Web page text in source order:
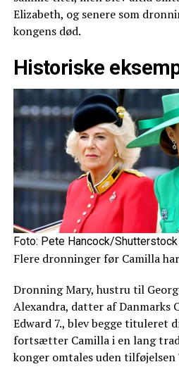
Elizabeth, og senere som
kongens død.
Historiske
Foto: Pete Hancock/Shutterstock
Flere dronninger før Camilla
Dronning Mary, hustru til
Alexandra, datter af Danmarks
Edward 7., blev begge tituleret
fortsætter Camilla i en lang
konger omtales uden tilføjelsen